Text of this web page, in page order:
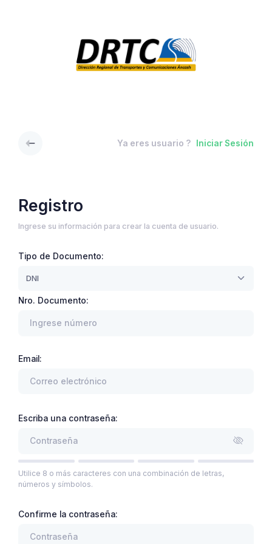
Ya eres usuario ? Iniciar Sesión
Registro
Ingrese su información para crear la cuenta de usuario.
Tipo de Documento:
DNI
Nro. Documento:
Email:
Escriba una contraseña:
Utilice 8 o más caracteres con una combinación de letras,
números y símbolos.
Confirme la contraseña: